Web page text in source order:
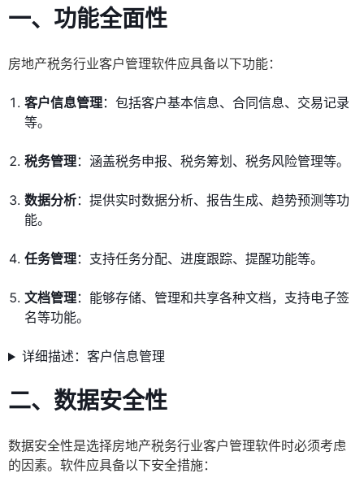
一、 功能全面性
房地产税务行业客户管理软件应具备以下功能：
客户信息管理：包括客户基本信息、合同信息、交易记录
等。
税务管理：涵盖税务申报、税务筹划、税务风险管理等。
数据分析：提供实时数据分析、报告生成、趋势预测等功
能。
任务管理：支持任务分配、进度跟踪、提醒功能等。
文档管理：能够存储、管理和共享各种文档，支持电子签
名等功能。
详细描述：客户信息管理
二、 数据安全性
数据安全性是选择房地产税务行业客户管理软件时必须考虑
的因素。软件应具备以下安全措施：